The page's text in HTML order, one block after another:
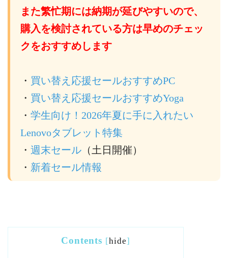
また繁忙期には納期が延びやすいので、
購入を検討されている方は早めのチェッ
クをおすすめします
・ 買い替え応援セールおすすめPC
・ 買い替え応援セールおすすめYoga
・ 学生向け！2026年夏に手に入れたい
Lenovoタブレット特集
・ 週末セール （土日開催）
・ 新着セール情報
Contents [hide]